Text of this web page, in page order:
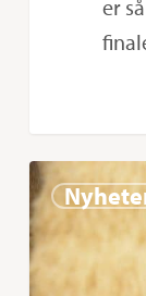
er
Har
du
kastrert
katten